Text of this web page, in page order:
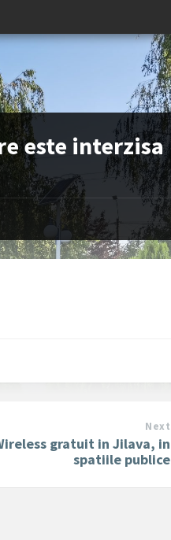
este interzisa
Next
gratuit in Jilava, in
spatiile publice